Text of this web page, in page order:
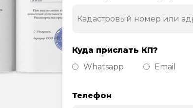
Куда прислать КП?
Whatsapp
Email
Телефон